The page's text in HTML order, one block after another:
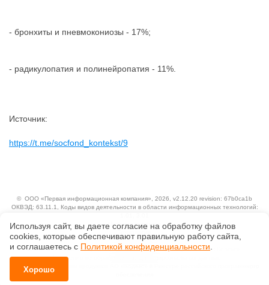
- бронхиты и пневмокониозы - 17%;
- радикулопатия и полинейропатия - 11%.
Источник:
https://t.me/socfond_kontekst/9
© ООО «Первая информационная компания», 2026, v2.12.20 revision: 67b0ca1b
ОКВЭД: 63.11.1, Коды видов деятельности в области информационных технологий:
Ценовая политика
Исключительные авторские и смежные права принадлежат АО «Кодекс».
Положение по обработке и защите персональных данных
Справка о регистрации продуктов АО «Кодекс» в Реестре российского программного
Используя сайт, вы даете согласие на обработку файлов
сооkiеs, которые обеспечивают правильную работу сайта,
и соглашаетесь с Политикой конфиденциальности.
Хорошо